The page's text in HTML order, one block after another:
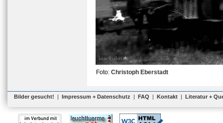
Foto: Christoph Eberstadt
Bilder gesucht! | Impressum + Datenschutz | FAQ | Kontakt | Literatur +